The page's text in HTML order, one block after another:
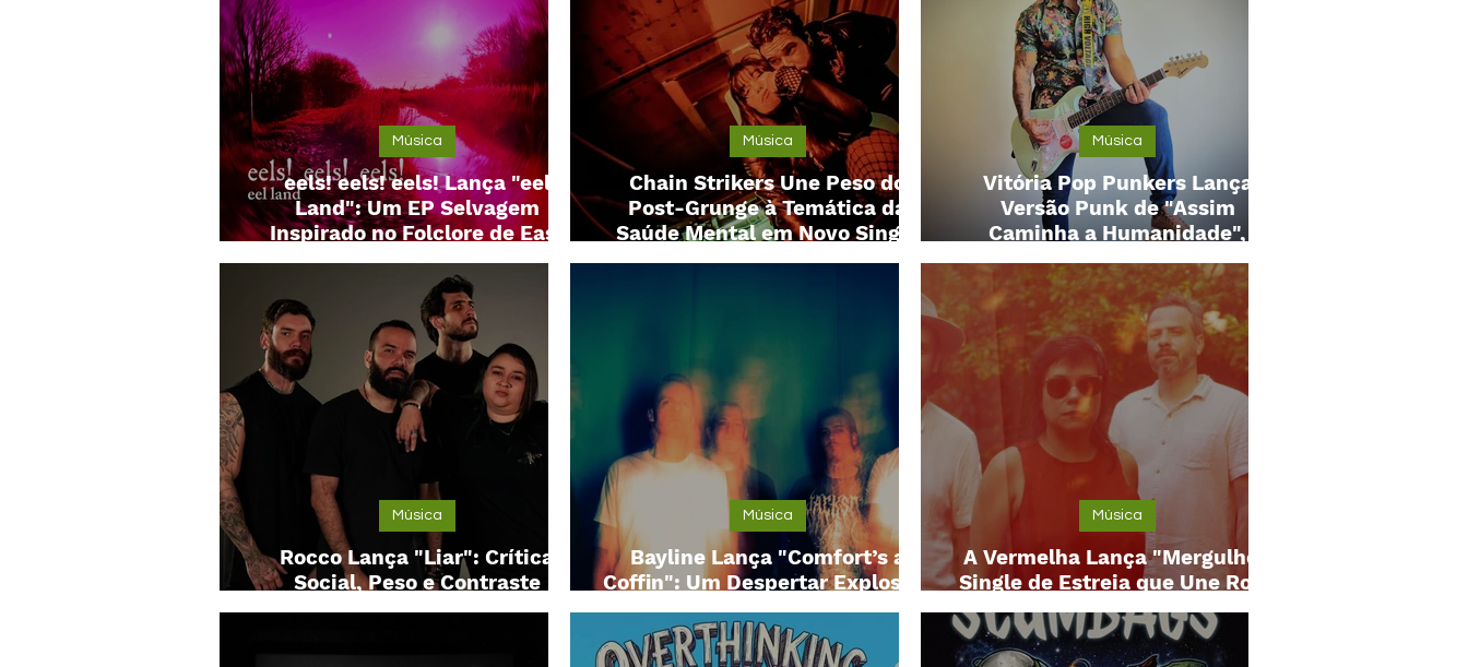
eels! eels! eels! Lança "eel
Land": Um EP Selvagem
Inspirado no Folclore de East
Anglia e Impacto Climático
Música
Chain Strikers Une Peso do
Post-Grunge à Temática da
Saúde Mental em Novo Single
"Hate to Love"
Música
Vitória Pop Punkers Lança
Versão Punk de "Assim
Caminha a Humanidade",
Clássico de Lulu Santos
Música
Rocco Lança "Liar": Crítica
Social, Peso e Contraste
Estético em Novo Single
Música
Bayline Lança "Comfort’s a
Coffin": Um Despertar Explosivo
Contra a Zona de Conforto
Música
A Vermelha Lança "Mergulho",
Single de Estreia que Une Rock
Alternativo e Brasilidade
Música